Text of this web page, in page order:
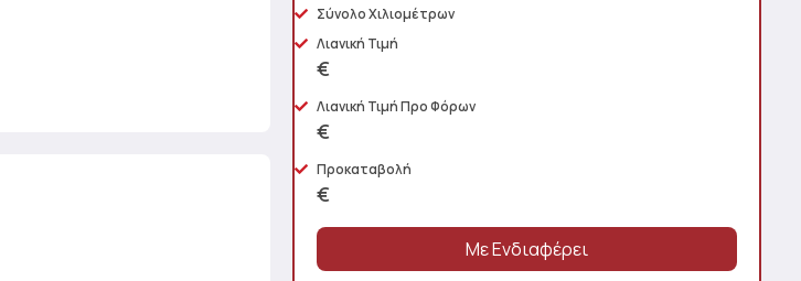
Σύνολο Χιλιομέτρων
Λιανική Τιμή
€
Λιανική Τιμή Προ Φόρων
€
Προκαταβολή
€